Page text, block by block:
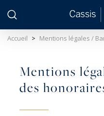
Accueil > Mentions légales /
Mentions
des